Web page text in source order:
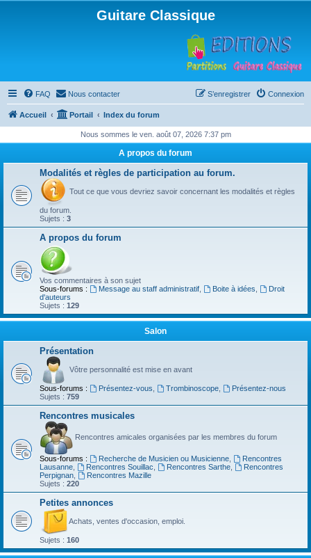
Guitare Classique
FAQ Nous contacter Connexion
S’enregistrer
Accueil Portail Index du forum
Nous sommes le ven. août 07, 2026 7:37 pm
A propos du forum
Modalités et règles de participation au forum.
Tout ce que vous devriez savoir concernant les modalités et règles
du forum.
Sujets : 3
A propos du forum
Vos commentaires à son sujet
Sous-forums :
Message au staff administratif, Boite à idées
Droit
d'auteurs
Sujets : 129
Salon
Présentation
Vôtre personnalité est mise en avant
Sous-forums : Présentez-vous Trombinoscope,
Présentez-nous
Sujets : 759
Rencontres musicales
Rencontres amicales organisées par les membres du forum
Sous-forums : Recherche de Musicien ou Musicienne,
Rencontres
Lausanne
Rencontres Souillac Rencontres Sarthe,
Rencontres
Perpignan
Rencontres Mazille
Sujets : 220
Petites annonces
Achats, ventes d'occasion, emploi.
Sujets : 160